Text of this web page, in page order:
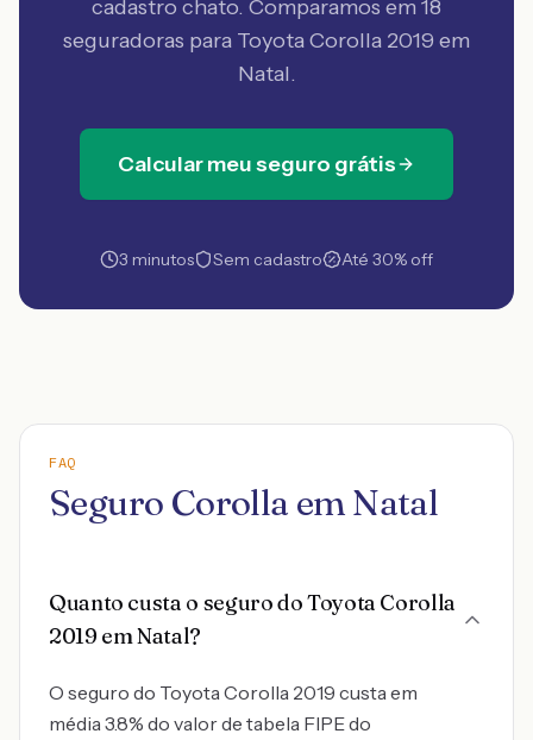
cadastro chato. Comparamos em 18
seguradoras para Toyota Corolla 2019 em
Natal.
Calcular meu seguro grátis
3 minutos Sem cadastro Até 30% off
FAQ
Seguro Corolla em Natal
Quanto custa o seguro do Toyota Corolla
2019 em Natal?
O seguro do Toyota Corolla 2019 custa em
média 3.8% do valor de tabela FIPE do